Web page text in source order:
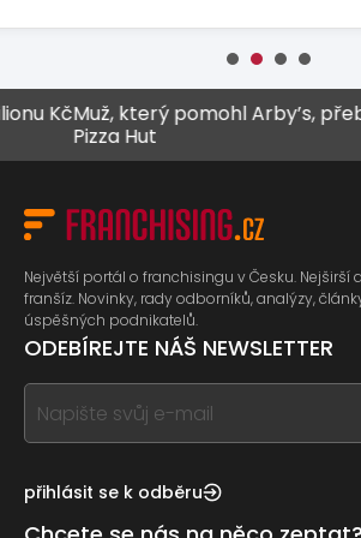
Muž, který pomohl Arby’s, přebírá
Pizza Hut
Největší portál o franchisingu v Česku. Nejširší
franšíz. Novinky, rady odborníků, analýzy,
úspěšných podnikatelů.
ODEBÍREJTE NÁŠ NEWSLETTER
If
you
this,
přihlásit se k odběru